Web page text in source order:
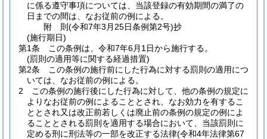
に係る遵守事項については、当該登録の有効期間の満了の
日までの間は、なお従前の例による。
附 則(令和7年3月25日条例第2号)抄
(施行期日)
第1条
この条例は、令和7年6月1日から施行する。
(罰則の適用等に関する経過措置)
第2条
この条例の施行前にした行為に対する罰則の適用につ
いては、なお従前の例による。
2
この条例の施行後にした行為に対して、他の条例の規定に
よりなお従前の例によることとされ、なお効力を有するこ
ととされ又は改正前若しくは廃止前の条例の規定の例によ
ることとされる罰則を適用する場合において、当該罰則に
定める刑に刑法等の一部を改正する法律(令和4年法律第67